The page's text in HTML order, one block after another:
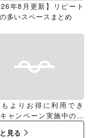
年8月更新】リピート
多いスペースまとめ
よりお得に利用でき
ャンペーン実施中のス
見る